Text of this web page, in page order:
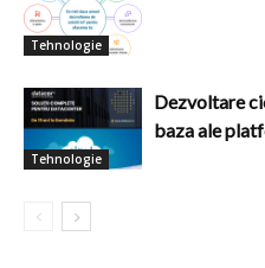
Tehnologie
Tehnologie
Dezvoltare
baza ale